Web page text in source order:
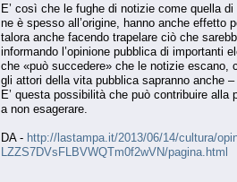
E’ così che le fughe di notizie come quella
ne è spesso all’origine, hanno anche effetto
talora anche facendo trapelare ciò che
informando l’opinione pubblica di importanti
che «può succedere» che le notizie escano,
gli attori della vita pubblica sapranno anche
E’ questa possibilità che può contribuire
a non esagerare.
DA - http://lastampa.it/2013/06/14/cultura/
LZZS7DVsFLBVWQTm0f2wVN/pagina.html